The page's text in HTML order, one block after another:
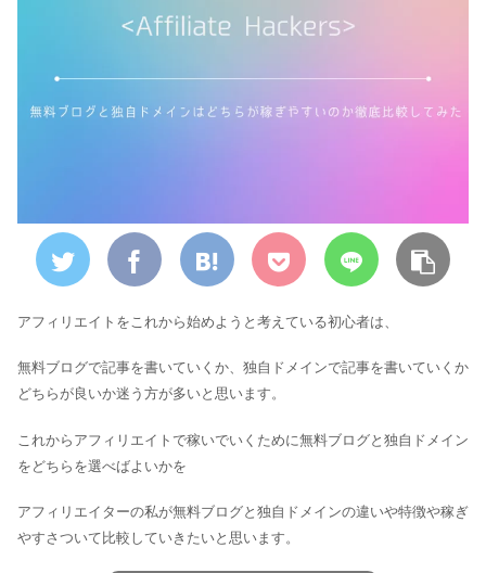
アフィリエイトをこれから始めようと考えている初心者は、
無料ブログで記事を書いていくか、独自ドメインで記事を書いていくか
どちらが良いか迷う方が多いと思います。
これからアフィリエイトで稼いでいくために無料ブログと独自ドメイン
をどちらを選べばよいかを
アフィリエイターの私が無料ブログと独自ドメインの違いや特徴や稼ぎ
やすさついて比較していきたいと思います。